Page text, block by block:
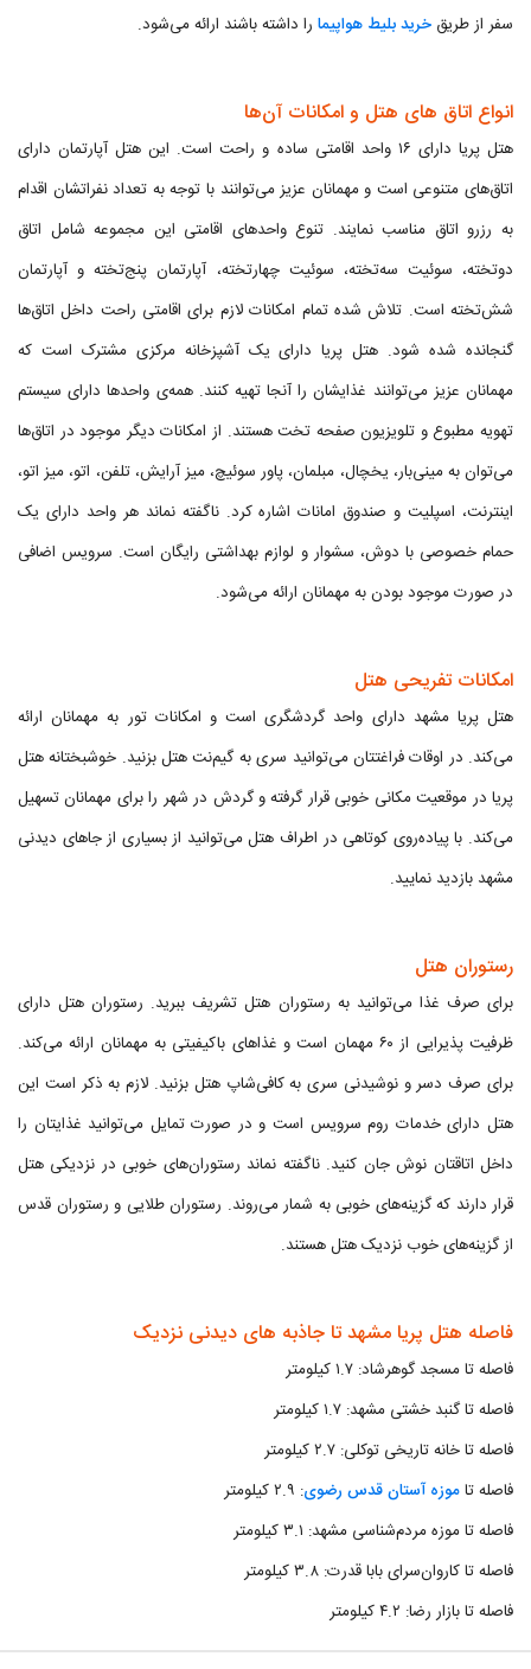
سفر از طریق خرید بلیط هواپیما را داشته باشند ارائه می‌شود.
انواع اتاق های هتل و امکانات آن‌ها
هتل پریا دارای ۱۶ واحد اقامتی ساده و راحت است. این هتل آپارتمان دارای
اتاق‌های متنوعی است و مهمانان عزیز می‌توانند با توجه به تعداد نفراتشان اقدام
به رزرو اتاق مناسب نمایند. تنوع واحدهای اقامتی این مجموعه شامل اتاق
دوتخته، سوئیت سه‌تخته، سوئیت چهارتخته، آپارتمان پنج‌تخته و آپارتمان
شش‌تخته است. تلاش شده تمام امکانات لازم برای اقامتی راحت داخل اتاق‌ها
گنجانده شده شود. هتل پریا دارای یک آشپزخانه مرکزی مشترک است که
مهمانان عزیز می‌توانند غذایشان را آنجا تهیه کنند. همه‌ی واحدها دارای سیستم
تهویه مطبوع و تلویزیون صفحه تخت هستند. از امکانات دیگر موجود در اتاق‌ها
می‌توان به مینی‌بار، یخچال، مبلمان، پاور سوئیچ، میز آرایش، تلفن، اتو، میز اتو،
اینترنت، اسپلیت و صندوق امانات اشاره کرد. ناگفته نماند هر واحد دارای یک
حمام خصوصی با دوش، سشوار و لوازم بهداشتی رایگان است. سرویس اضافی
در صورت موجود بودن به مهمانان ارائه می‌شود.
امکانات تفریحی هتل
هتل پریا مشهد دارای واحد گردشگری است و امکانات تور به مهمانان ارائه
می‌کند. در اوقات فراغتتان می‌توانید سری به گیم‌نت هتل بزنید. خوشبختانه هتل
پریا در موقعیت مکانی خوبی قرار گرفته و گردش در شهر را برای مهمانان تسهیل
می‌کند. با پیاده‌روی کوتاهی در اطراف هتل می‌توانید از بسیاری از جاهای دیدنی
مشهد بازدید نمایید.
رستوران هتل
برای صرف غذا می‌توانید به رستوران هتل تشریف ببرید. رستوران هتل دارای
ظرفیت پذیرایی از ۶۰ مهمان است و غذاهای باکیفیتی به مهمانان ارائه می‌کند.
برای صرف دسر و نوشیدنی سری به کافی‌شاپ هتل بزنید. لازم به ذکر است این
هتل دارای خدمات روم سرویس است و در صورت تمایل می‌توانید غذایتان را
داخل اتاقتان نوش جان کنید. ناگفته نماند رستوران‌های خوبی در نزدیکی هتل
قرار دارند که گزینه‌های خوبی به شمار می‌روند. رستوران طلایی و رستوران قدس
از گزینه‌های خوب نزدیک هتل هستند.
فاصله هتل پریا مشهد تا جاذبه های دیدنی نزدیک
فاصله تا مسجد گوهرشاد: ۱.۷ کیلومتر
فاصله تا گنبد خشتی مشهد: ۱.۷ کیلومتر
فاصله تا خانه تاریخی توکلی: ۲.۷ کیلومتر
فاصله تاموزه آستان قدس رضوی: ۲.۹ کیلومتر
فاصله تا موزه مردم‌شناسی مشهد: ۳.۱ کیلومتر
فاصله تا کاروان‌سرای بابا قدرت: ۳.۸ کیلومتر
فاصله تا بازار رضا: ۴.۲ کیلومتر